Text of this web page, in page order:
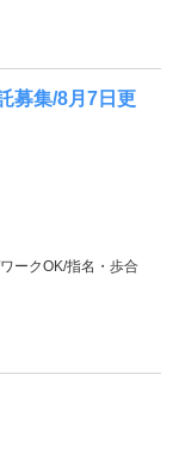
募集/8月7日更
ークOK/指名・歩合